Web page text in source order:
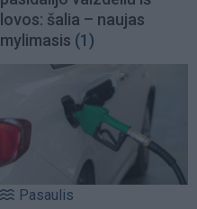
lovos: šalia – naujas
mylimasis (1)
Pasaulis